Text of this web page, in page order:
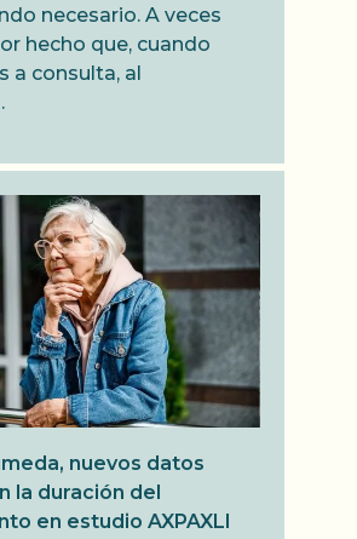
necesario. A veces
hecho que, cuando
a consulta, al
nuevos datos
la duración del
en estudio AXPAXLI